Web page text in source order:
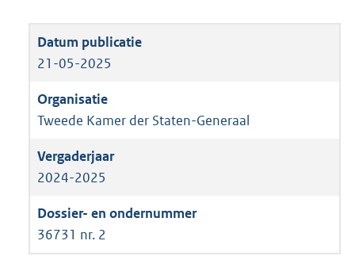
21-05-2025
Tweede Kamer der Staten-Generaal
2024-2025
36731 nr. 2